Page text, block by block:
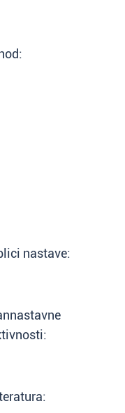
nastave: